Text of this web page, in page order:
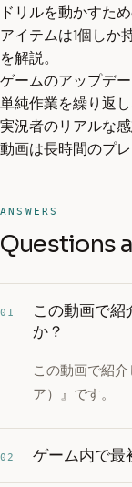
ドリルを動かすた
アイテムは1個しか
を解説。
ゲームのアップデ
単純作業を繰り返
実況者のリアルな
動画は長時間のプ
ANSWERS
Questions
01
この動画で
か？
この動画で紹
ア）』です。
02 ゲーム内で最